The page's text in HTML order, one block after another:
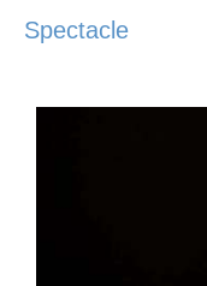
Spectacle